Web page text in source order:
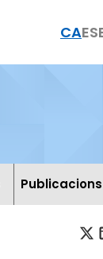
CAES